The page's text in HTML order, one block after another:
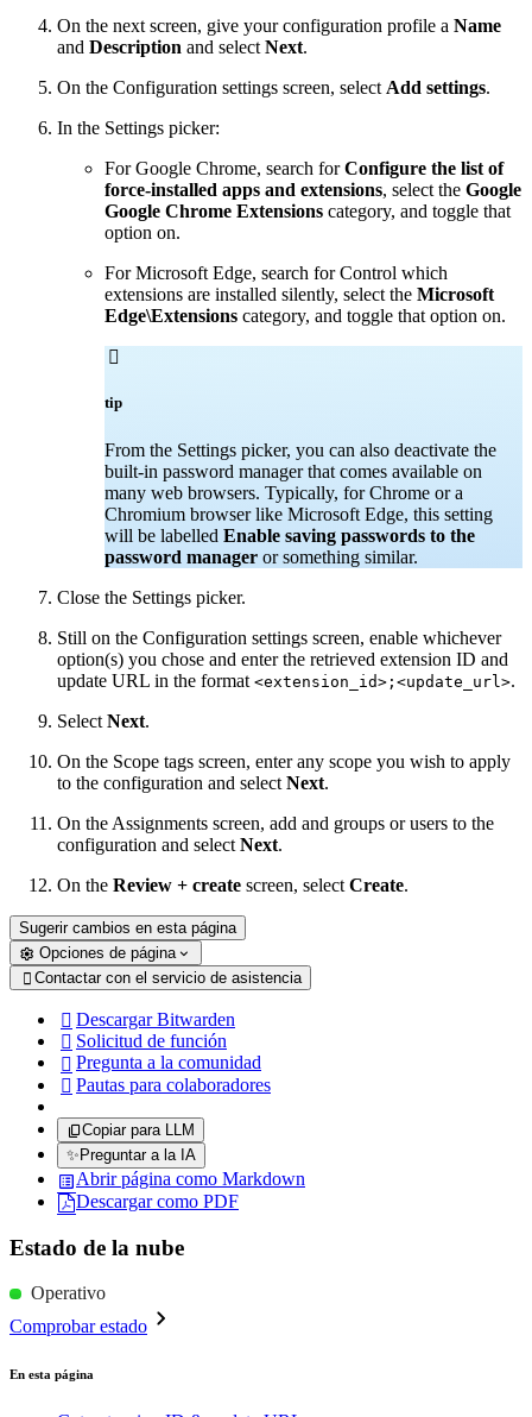
On the next screen, give your configuration profile a Name
and Description and select Next.
On the Configuration settings screen, select Add settings.
In the Settings picker:
For Google Chrome, search forConfigure the list of
force-installed apps and extensions, select the Google
Google Chrome Extensions category, and toggle that
option on.
For Microsoft Edge, search for Control which
extensions are installed silently, select the Microsoft
Edge\Extensions category, and toggle that option on.

tip
From the Settings picker, you can also deactivate the
built-in password manager that comes available on
many web browsers. Typically, for Chrome or a
Chromium browser like Microsoft Edge, this setting
will be labelled Enable saving passwords to the
password manager or something similar.
Close the Settings picker.
Still on the Configuration settings screen, enable whichever
option(s) you chose and enter the retrieved extension ID and
update URL in the format <extension_id>;<update_url>.
Select Next.
On the Scope tags screen, enter any scope you wish to apply
to the configuration and select Next.
On the Assignments screen, add and groups or users to the
configuration and select Next.
On the Review + create screen, select Create.
Sugerir cambios en esta página
Opciones de página
 Contactar con el servicio de asistencia
 Descargar Bitwarden
 Solicitud de función
 Pregunta a la comunidad
 Pautas para colaboradores
Copiar para LLM
✨ Preguntar a la IA
Abrir página como Markdown
Descargar como PDF
Estado de la nube
Operativo
Comprobar estado
En esta página